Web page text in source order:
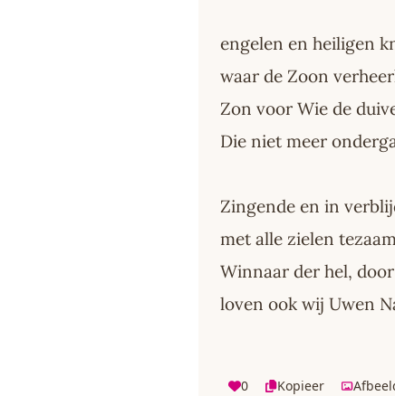
engelen en heiligen
waar de Zoon
Zon voor Wie de
Die niet meer
Zingende en in
met alle zielen
Winnaar der hel,
loven ook wij Uwen
0 Kopieer